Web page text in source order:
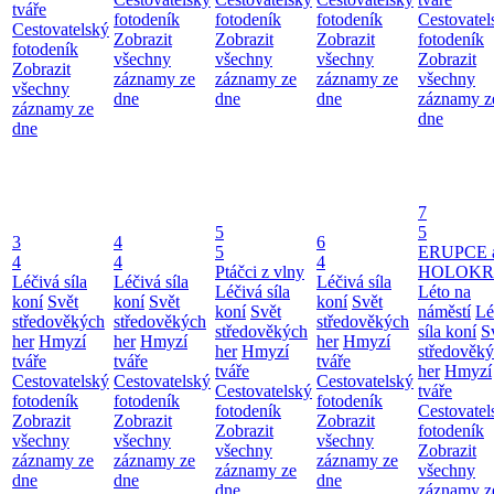
tváře
Cestovatelský
fotodeník
Zobrazit
všechny
záznamy ze
dne
fotodeník
Zobrazit
všechny
záznamy ze
dne
fotodeník
Zobrazit
všechny
záznamy ze
dne
fotodeník
Zobrazit
všechny
záznamy ze
dne
fotodeník
Zobrazit
všechny
záznamy
dne
3
4
Léčivá síla
koní Svět
středověkých
her Hmyzí
tváře
Cestovatelský
fotodeník
Zobrazit
všechny
záznamy ze
dne
4
4
Léčivá síla
koní Svět
středověkých
her Hmyzí
tváře
Cestovatelský
fotodeník
Zobrazit
všechny
záznamy ze
dne
5
5
Ptáčci z vlny
Léčivá síla
koní Svět
středověkých
her Hmyzí
tváře
Cestovatelský
fotodeník
Zobrazit
všechny
záznamy ze
6
4
Léčivá síla
koní Svět
středověkých
her Hmyzí
tváře
Cestovatelský
fotodeník
Zobrazit
všechny
záznamy ze
dne
7
5
ERUPCE
Léto na
náměstí
síla koní
her Hmyzí
tváře
fotodeník
Zobrazit
všechny